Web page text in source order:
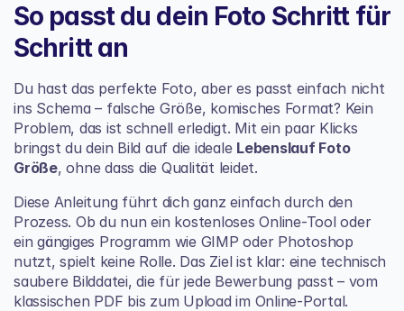
So passt du dein Foto Schritt für
Schritt an
Du hast das perfekte Foto, aber es passt einfach nicht
ins Schema – falsche Größe, komisches Format? Kein
Problem, das ist schnell erledigt. Mit ein paar Klicks
bringst du dein Bild auf die ideale Lebenslauf Foto
Größe, ohne dass die Qualität leidet.
Diese Anleitung führt dich ganz einfach durch den
Prozess. Ob du nun ein kostenloses Online-Tool oder
ein gängiges Programm wie GIMP oder Photoshop
nutzt, spielt keine Rolle. Das Ziel ist klar: eine technisch
saubere Bilddatei, die für jede Bewerbung passt – vom
klassischen PDF bis zum Upload im Online-Portal.